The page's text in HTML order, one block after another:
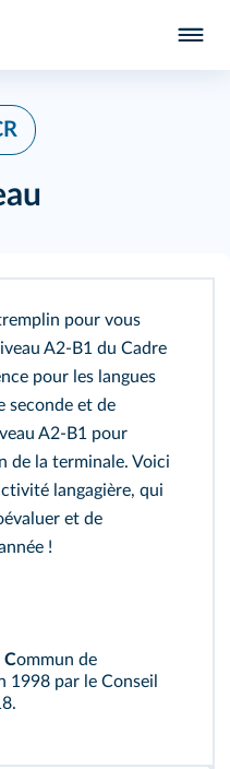
pour vous
A2-B1 du Cadre
pour les langues
seconde et de
A2-B1 pour
de la terminale. Voici
langagière, qui
et de
!
Commun de
1998 par le Conseil